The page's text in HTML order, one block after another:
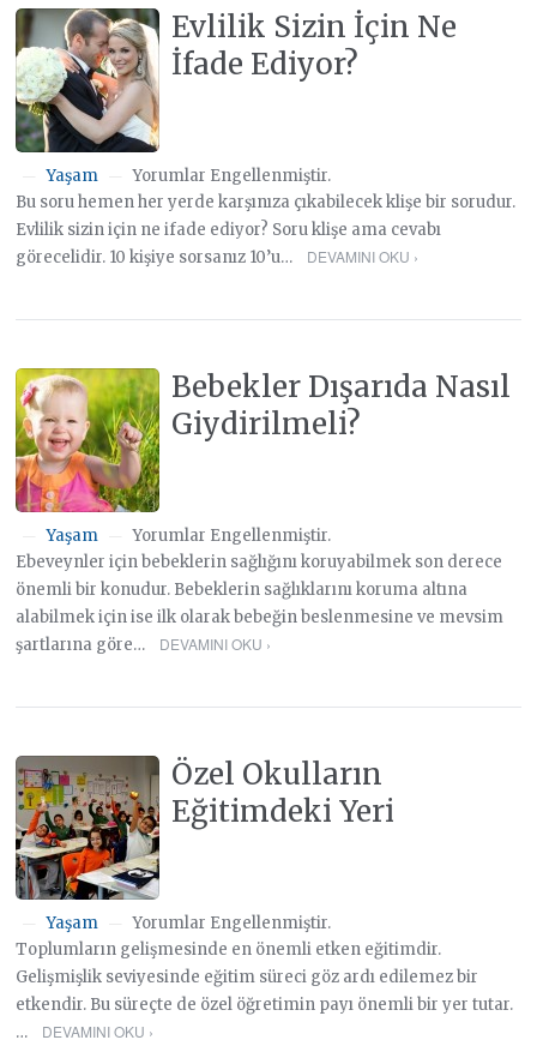
Evlilik Sizin İçin Ne
İfade Ediyor?
Yaşam
Yorumlar Engellenmiştir.
Bu soru hemen her yerde karşınıza çıkabilecek klişe bir sorudur.
Evlilik sizin için ne ifade ediyor? Soru klişe ama cevabı
görecelidir. 10 kişiye sorsanız 10’u…
DEVAMINI OKU ›
Bebekler Dışarıda Nasıl
Giydirilmeli?
Yaşam
Yorumlar Engellenmiştir.
Ebeveynler için bebeklerin sağlığını koruyabilmek son derece
önemli bir konudur. Bebeklerin sağlıklarını koruma altına
alabilmek için ise ilk olarak bebeğin beslenmesine ve mevsim
şartlarına göre…
DEVAMINI OKU ›
Özel Okulların
Eğitimdeki Yeri
Yaşam
Yorumlar Engellenmiştir.
Toplumların gelişmesinde en önemli etken eğitimdir.
Gelişmişlik seviyesinde eğitim süreci göz ardı edilemez bir
etkendir. Bu süreçte de özel öğretimin payı önemli bir yer tutar.
…
DEVAMINI OKU ›